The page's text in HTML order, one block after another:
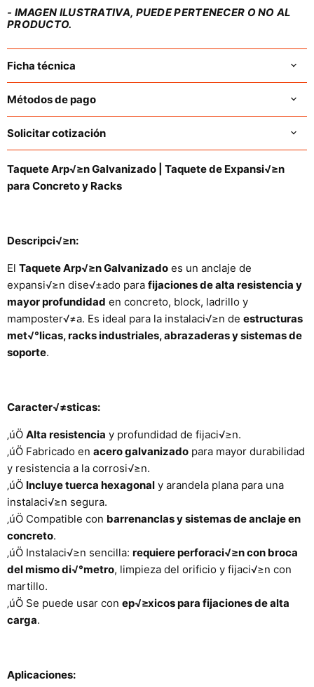
- IMAGEN ILUSTRATIVA, PUEDE PERTENECER O NO AL
PRODUCTO.
Ficha técnica
Métodos de pago
Solicitar cotización
Taquete Arp√≥n Galvanizado | Taquete de Expansi√≥n
para Concreto y Racks
Descripci√≥n:
El Taquete Arp√≥n Galvanizado es un anclaje de
expansi√≥n dise√±ado para fijaciones de alta resistencia y
mayor profundidad en concreto, block, ladrillo y
mamposter√≠a. Es ideal para la instalaci√≥n de estructuras
met√°licas, racks industriales, abrazaderas y sistemas de
soporte.
Caracter√≠sticas:
‚úÖ Alta resistencia y profundidad de fijaci√≥n.
‚úÖ Fabricado en acero galvanizado para mayor durabilidad
y resistencia a la corrosi√≥n.
‚úÖ Incluye tuerca hexagonal y arandela plana para una
instalaci√≥n segura.
‚úÖ Compatible con barrenanclas y sistemas de anclaje en
concreto.
‚úÖ Instalaci√≥n sencilla: requiere perforaci√≥n con broca
del mismo di√°metro, limpieza del orificio y fijaci√≥n con
martillo.
‚úÖ Se puede usar con ep√≥xicos para fijaciones de alta
carga.
Aplicaciones: